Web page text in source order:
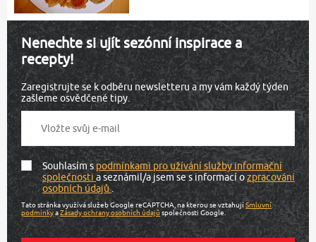
Nenechte si ujít sezónní inspirace a
recepty!
Zaregistrujte se k odběru newsletteru a my vám každý týden
zašleme osvědčené tipy.
Souhlasím spodmínkami pro užívání služby informační
společnostia seznámil/a jsem se s informací ozpracování
osobních údajů.
Tato stránka využívá služeb Google reCAPTCHA, na kterou se vztahujíSmluvní
podmínkyaZásady ochrany osobních údajů společnosti Google.